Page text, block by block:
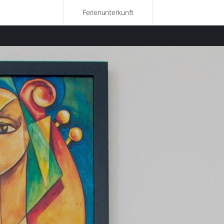
Ferienunterkunft